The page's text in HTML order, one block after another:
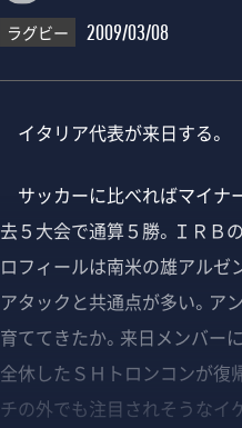
ラグビー 2009/03/08
イタリア代表が来日する。
サッカーに比べればマイナ
去５大会で通算５勝。ＩＲＢ
ロフィールは南米の雄アルゼ
アタックと共通点が多い。ア
育ててきたか。来日メンバー
全休したＳＨトロンコンが復
チの外でも注目されそうなイ